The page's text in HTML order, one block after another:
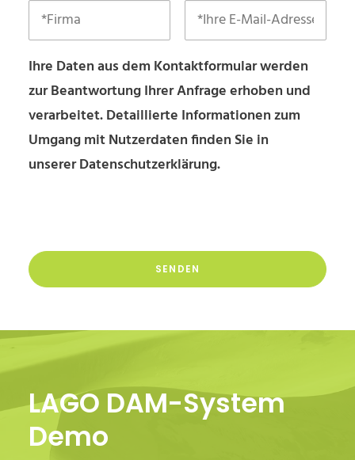
Ihre Daten aus dem Kontaktformular werden
zur Beantwortung Ihrer Anfrage erhoben und
verarbeitet. Detaillierte Informationen zum
Umgang mit Nutzerdaten finden Sie in
unsererDatenschutzerklärung.
this
field
Please
leave
this
empty.
Alternative:
LAGO DAM-System
Demo